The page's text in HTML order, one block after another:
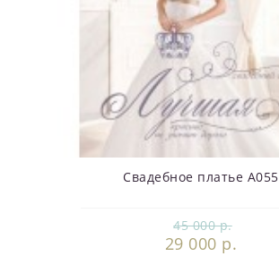
Свадебное платье А055
45 000 р.
29 000 р.